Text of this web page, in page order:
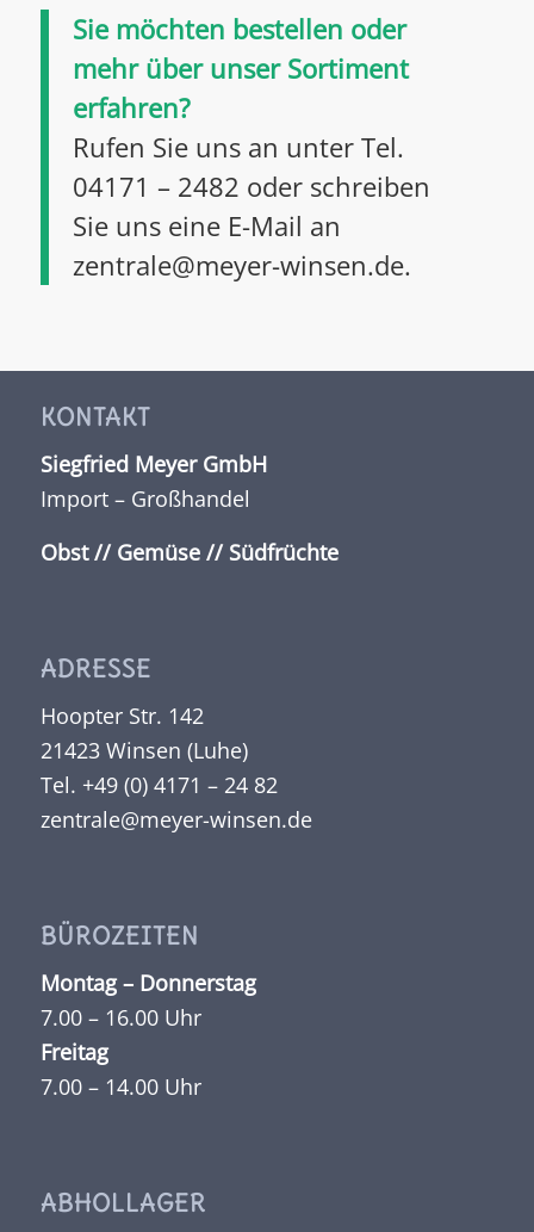
Sie möchten bestellen oder
mehr über unser Sortiment
erfahren?
Rufen Sie uns an unter Tel.
04171 – 2482 oder schreiben
Sie uns eine E-Mail an
zentrale@meyer-winsen.de.
KONTAKT
Siegfried Meyer GmbH
Import – Großhandel
Obst // Gemüse // Südfrüchte
ADRESSE
Hoopter Str. 142
21423 Winsen (Luhe)
Tel. +49 (0) 4171 – 24 82
zentrale@meyer-winsen.de
BÜROZEITEN
Montag – Donnerstag
7.00 – 16.00 Uhr
Freitag
7.00 – 14.00 Uhr
ABHOLLAGER